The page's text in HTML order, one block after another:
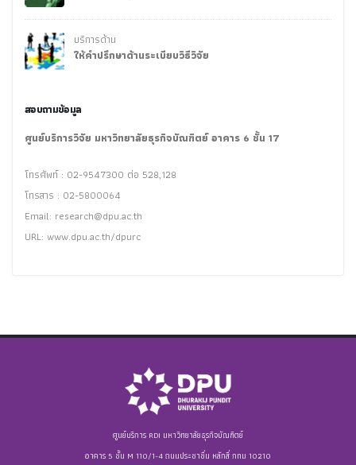
บริการด้าน
ให้คำปรึกษาด้านระเบียบวิธีวิจัย
สอบถามข้อมูล
ศูนย์บริการวิจัย มหาวิทยาลัยธุรกิจบัณฑิตย์ อาคาร 6 ชั้น 17
โทรศัพท์ : 02-9547300 ต่อ 528,128
โทรสาร : 02-5800064
Email: research@dpu.ac.th
URL: www.dpu.ac.th/dpurc
ศูนย์บริการ RDI มหาวิทยาลัยธุรกิจบัณฑิตย์
อาคาร 5 ชั้น M 110/1-4 ถนนประชาชื่น หลักสี่ กทม 10210